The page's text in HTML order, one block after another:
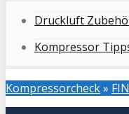
Druckluft
Kompressor
Kompressorcheck»